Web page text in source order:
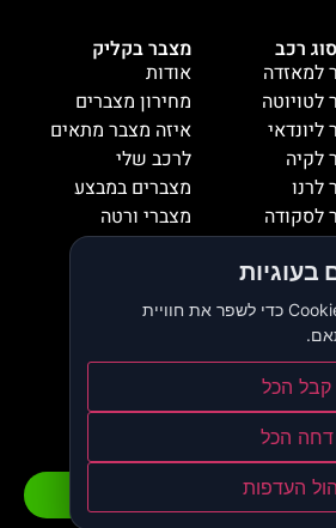
מצבר בקליק
אודות
מחירון מצברים
איזה מצבר מתאים
לרכב שלי
מצברים במבצע
מצברי ורטה
מצברי שנפ
אזורי שירות
צור קשר
בלוג
מדיניות פרטיות
רכב
למאזדה
לטויוטה
ליונדאי
לקיה
לרנו
לסקודה
למיציבושי
לסובארו
להונדה
לסיאט
לאאודי
לסוזוקי
האתר משתמש בקובצי Cookie כדי לשפר את חוויית
קבל הכל
דחה הכל
העדפות